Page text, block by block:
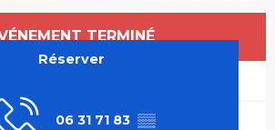
coordonnées
TERMINÉ
Réserver
06 31 71 83 ▒▒